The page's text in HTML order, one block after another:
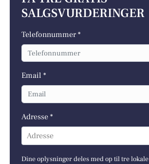
SALGSVURDERINGER
Telefonnummer *
Email *
Adresse *
Adresse
Dine oplysninger deles med op til tre lokale